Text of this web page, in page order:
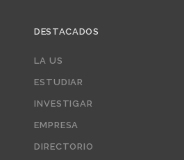
DESTACADOS
LA US
ESTUDIAR
INVESTIGAR
EMPRESA
DIRECTORIO